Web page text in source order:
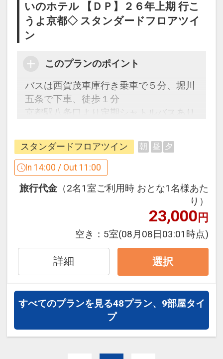
いのホテル 【ＤＰ】２６年上期 行こ
うよ京都◇ スタンダードフロアツイ
ン
このプランのポイント
バスは西賀茂車庫行き乗車で５分、堀川
五条で下車、徒歩１分
京都駅八条口より定期シャトルバスあり
西本願寺に隣接し、古都京都のイメージ
をちりばめた閑静なデラックスホテル。
をご用意しています。
※ご覧のページの 【食事条件】をお確か
めのうえ、ご予約にお進みください。
設定期間：2026年4月1日～2026年9月
インターネットコース番号：DP-1-
スタンダードフロアツイン 朝 昼 夕
In 14:00 / Out 11:00
旅行代金 （2名1室ご利用時 おとな1名様あた
り）
23,000円
空き： 5室(08月08日03:01時点)
詳細 選択
すべてのプランを見る48プラン、9部屋タイ
プ